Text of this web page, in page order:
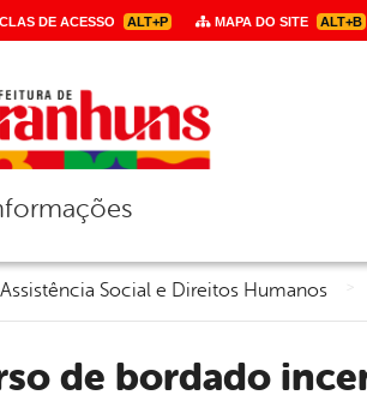
DE ACESSO ALT+P MAPA DO SITE ALT+B
navegação
Assistência Social e Direitos Humanos
de bordado